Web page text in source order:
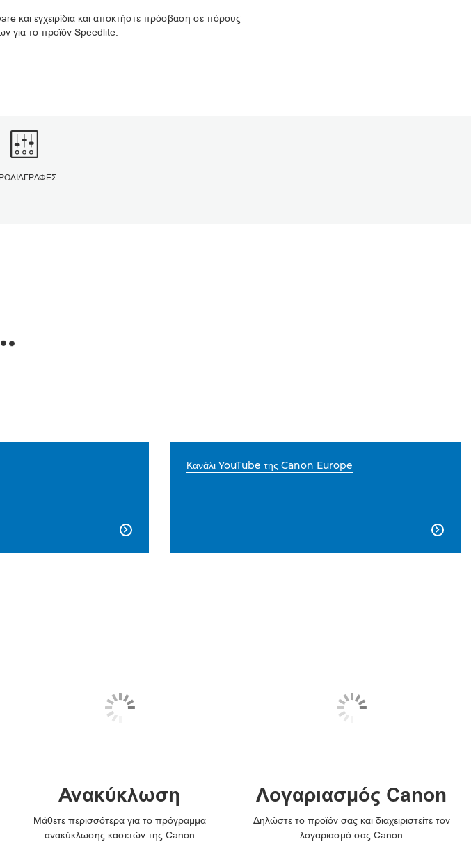
και εγχειρίδια και αποκτήστε πρόσβαση σε πόρους
για το προϊόν Speedlite.

Κανάλι YouTube της Canon Europe

Ανακύκλωση
Μάθετε περισσότερα για το πρόγραμμα
ανακύκλωσης κασετών της Canon
Λογαριασμός Canon
Δηλώστε το προϊόν σας και διαχειριστείτε τον
λογαριασμό σας Canon